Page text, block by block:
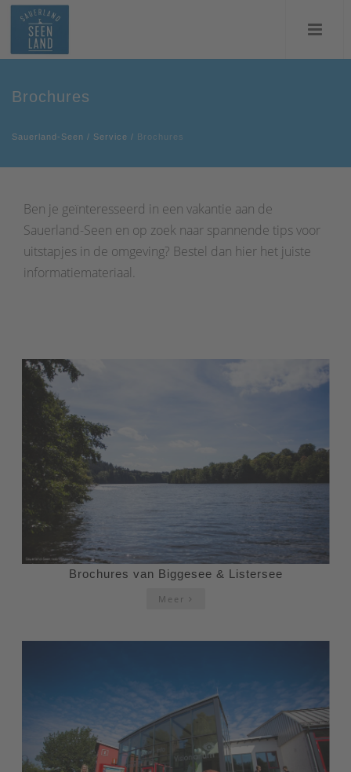
Brochures
Sauerland-Seen / Service / Brochures
Ben je geïnteresseerd in een vakantie aan de
Sauerland-Seen en op zoek naar spannende tips voor
uitstapjes in de omgeving? Bestel dan hier het juiste
informatiemateriaal.
Brochures van Biggesee & Listersee
Meer